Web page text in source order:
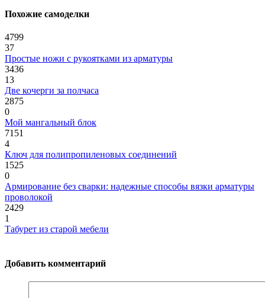
Похожие самоделки
4799
37
Простые ножи с рукоятками из арматуры
3436
13
Две кочерги за полчаса
2875
0
Мой мангальный блок
7151
4
Ключ для полипропиленовых соединений
1525
0
Армирование без сварки: надежные способы вязки арматуры
проволокой
2429
1
Табурет из старой мебели
Добавить комментарий